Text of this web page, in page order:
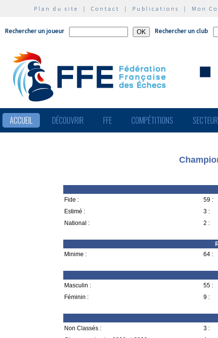
Plan du site | Contact | Publications | Mon
Rechercher un joueur Rechercher un club
ACCUEIL DÉCOUVRIR FFE COMPÉTITIONS
Fide :
59 :
Estimé :
3 :
National :
2 :
Minime :
64 :
Masculin :
55 :
Féminin :
9 :
Non Classés :
3 :